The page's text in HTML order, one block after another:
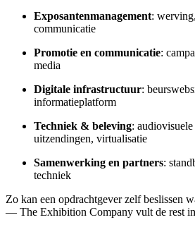
Exposantenmanagement:
communicatie
Promotie en communicatie:
media
Digitale infrastructuur:
informatieplatform
Techniek & beleving:
uitzendingen, virtualisatie
Samenwerking en partners:
techniek
Zo kan een opdrachtgever zelf beslissen
— The Exhibition Company vult de rest